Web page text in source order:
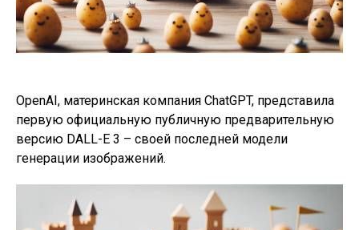
OpenAI, материнская компания ChatGPT, представила
первую официальную публичную предварительную
версию DALL-E 3 – своей последней модели
генерации изображений.